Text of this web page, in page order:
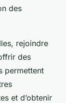
des
rejoindre
des
permettent
et d’obtenir